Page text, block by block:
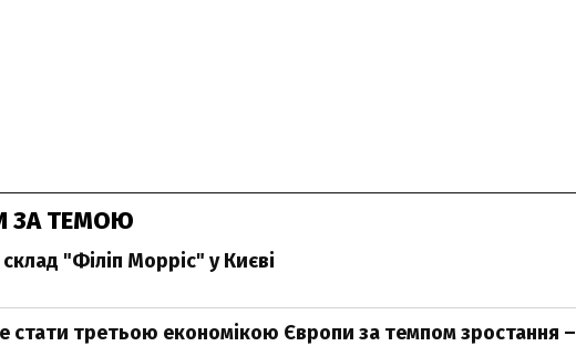
ЗА ТЕМОЮ
"Філіп Морріс" у Києві
стати третьою економікою Європи за темпом зростання –